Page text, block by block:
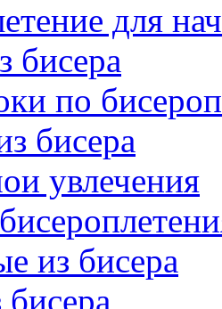
для
бисера
по
бисера
увлечения
из бисера